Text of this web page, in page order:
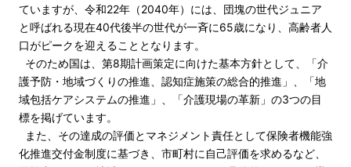
ていますが、令和22年（2040年）には、団塊の世代ジュニア
と呼ばれる現在40代後半の世代が一斉に65歳になり、高齢者人
口がピークを迎えることとなります。
そのため国は、第8期計画策定に向けた基本方針として、「介
護予防・地域づくりの推進、認知症施策の総合的推進」、「地
域包括ケアシステムの推進」、「介護現場の革新」の3つの目
標を掲げています。
また、その達成の評価とマネジメント責任として保険者機能強
化推進交付金制度に基づき、市町村に自己評価を求めるなど、